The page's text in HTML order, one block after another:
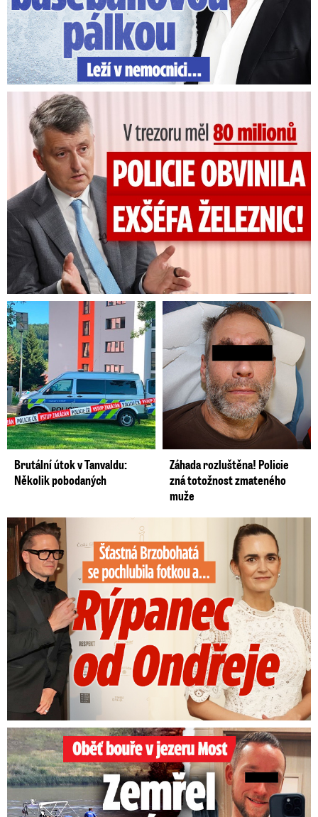
V trezoru měl 80 milionů: Policie obvinila exšéfa železnic!
Brutální útok v Tanvaldu:
Několik pobodaných
Záhada rozluštěna! Policie
zná totožnost zmateného
muže
Šťastná Brzobohatá se pochlubila fotkou: Rýpanec od Ondřeje
Oběť bouře v jezeru Most: Zemřel táta Dominik (†28)